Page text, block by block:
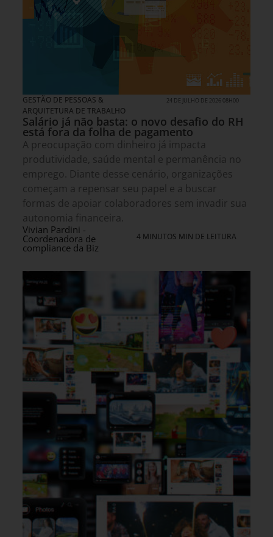
GESTÃO DE PESSOAS &
ARQUITETURA DE TRABALHO
24 DE JULHO DE 2026 08H00
Salário já não basta: o novo desafio do RH
está fora da folha de pagamento
A preocupação com dinheiro já impacta
produtividade, saúde mental e permanência no
emprego. Diante desse cenário, organizações
começam a repensar seu papel e a buscar
formas de apoiar colaboradores sem invadir sua
autonomia financeira.
Vivian Pardini -
Coordenadora de
compliance da Biz
4 MINUTOS MIN DE LEITURA